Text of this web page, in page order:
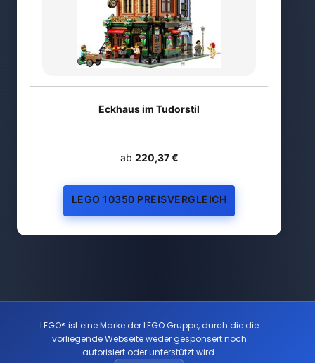
Eckhaus im Tudorstil
ab 220,37 €
LEGO 10350 PREISVERGLEICH
LEGO® ist eine Marke der LEGO Gruppe, durch die die
vorliegende Webseite weder gesponsert noch
autorisiert oder unterstützt wird.